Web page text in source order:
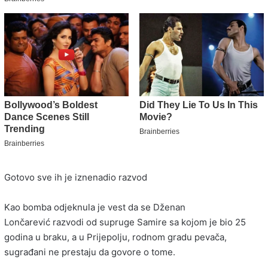
Gotovo sve ih je iznenadio razvod
Kao bomba odjeknula je vest da se Dženan
Lončarević razvodi od supruge Samire sa kojom je bio 25
godina u braku, a u Prijepolju, rodnom gradu pevača,
sugrađani ne prestaju da govore o tome.